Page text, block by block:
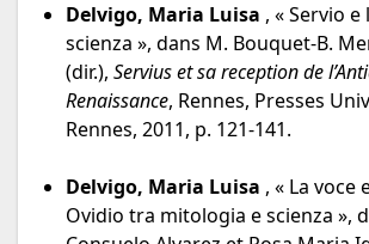
Delvigo, Maria Luisa , « Servio
scienza », dans M. Bouquet-B.
(dir.), Servius et sa reception de
Renaissance, Rennes, Presses
Rennes, 2011, p. 121-141.
Delvigo, Maria Luisa , « La voce
Ovidio tra mitologia e scienza »,